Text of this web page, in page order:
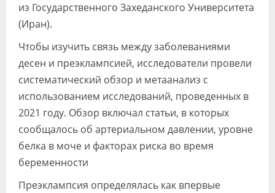
из Государственного Захеданского Университета
(Иран).
Чтобы изучить связь между заболеваниями
десен и преэклампсией, исследователи провели
систематический обзор и метаанализ с
использованием исследований, проведенных в
2021 году. Обзор включал статьи, в которых
сообщалось об артериальном давлении, уровне
белка в моче и факторах риска во время
беременности
Преэклампсия определялась как впервые